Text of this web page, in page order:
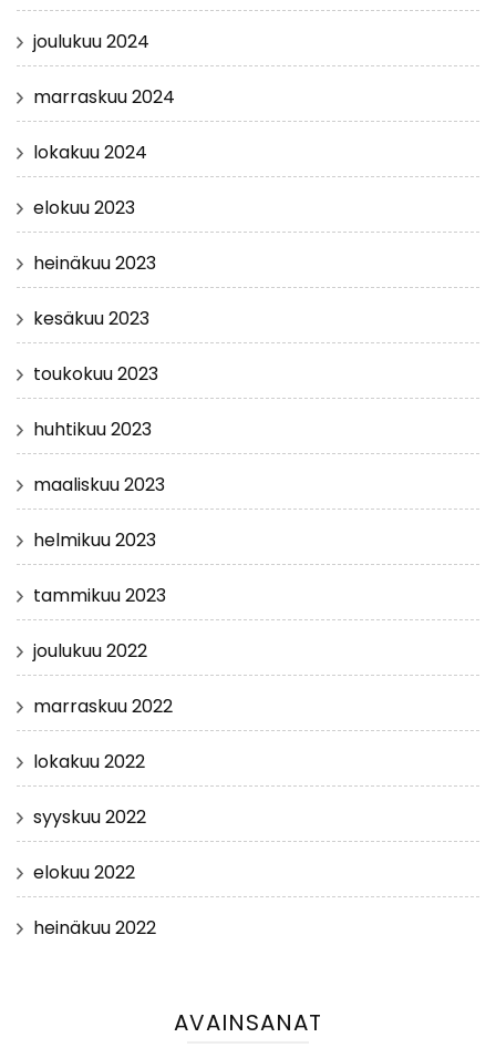
joulukuu 2024
marraskuu 2024
lokakuu 2024
elokuu 2023
heinäkuu 2023
kesäkuu 2023
toukokuu 2023
huhtikuu 2023
maaliskuu 2023
helmikuu 2023
tammikuu 2023
joulukuu 2022
marraskuu 2022
lokakuu 2022
syyskuu 2022
elokuu 2022
heinäkuu 2022
AVAINSANAT